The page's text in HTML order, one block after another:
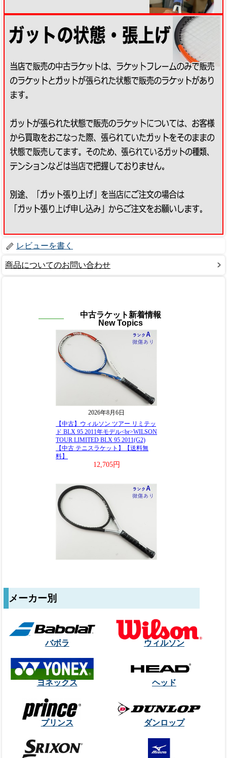
レビューを書く
商品についてのお問い合わせ
中古ラケット新着情報
New Topics
メーカー別
バボラ ウィルソン
ヨネックス ヘッド
プリンス ダンロップ